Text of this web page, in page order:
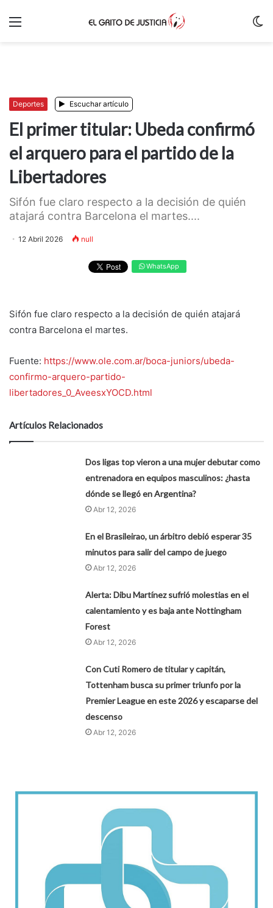
Deportes Escuchar artículo
El primer titular: Ubeda confirmó
el arquero para el partido de la
Libertadores
Sifón fue claro respecto a la decisión de quién
atajará contra Barcelona el martes....
12 Abril 2026 null
WhatsApp
Sifón fue claro respecto a la decisión de quién atajará
contra Barcelona el martes.
Fuente: https://www.ole.com.ar/boca-juniors/ubeda-
confirmo-arquero-partido-
libertadores_0_AveesxYOCD.html
Artículos Relacionados
Dos ligas top vieron a una mujer debutar como
entrenadora en equipos masculinos: ¿hasta
dónde se llegó en Argentina?
Abr 12, 2026
En el Brasileirao, un árbitro debió esperar 35
minutos para salir del campo de juego
Abr 12, 2026
Alerta: Dibu Martínez sufrió molestias en el
calentamiento y es baja ante Nottingham
Forest
Abr 12, 2026
Con Cuti Romero de titular y capitán,
Tottenham busca su primer triunfo por la
Premier League en este 2026 y escaparse del
descenso
Abr 12, 2026